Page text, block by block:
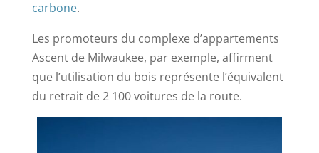
carbone.
Les promoteurs du complexe d’appartements
Ascent de Milwaukee, par exemple, affirment
que l’utilisation du bois représente l’équivalent
du retrait de 2 100 voitures de la route.